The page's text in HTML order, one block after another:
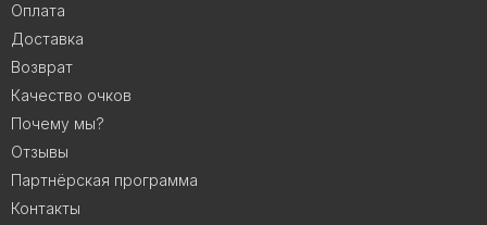
Оплата
Доставка
Возврат
Качество очков
Почему мы?
Отзывы
Партнёрская программа
Контакты